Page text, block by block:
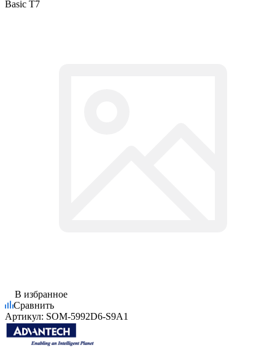
Basic T7
В избранное
Сравнить
Артикул: SOM-5992D6-S9A1